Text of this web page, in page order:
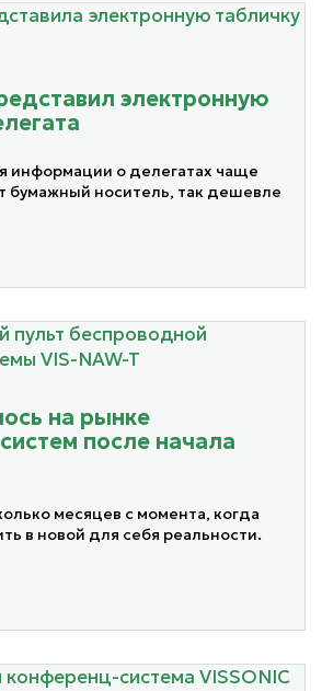
электронную
информации о делегатах чаще
бумажный носитель, так дешевле
на рынке
после начала
месяцев с момента, когда
в новой для себя реальности.